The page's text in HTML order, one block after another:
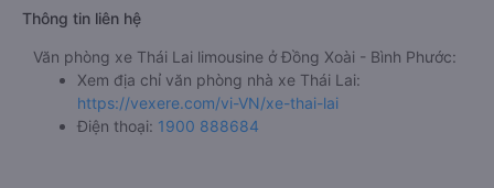
Thông tin liên hệ
Văn phòng xe Thái Lai limousine ở Đồng Xoài - Bình Phước:
Xem địa chỉ văn phòng nhà xe Thái Lai:
https://vexere.com/vi-VN/xe-thai-lai
Điện thoại: 1900 888684